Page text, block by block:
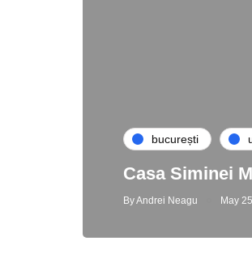
bucurești
Casa Siminei
ByAndrei Neagu May